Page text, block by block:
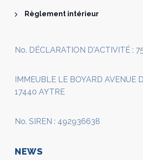
Règlement intérieur
No. DÉCLARATION D'ACTIVITÉ :
IMMEUBLE LE BOYARD AVENUE
17440 AYTRE
No. SIREN : 492936638
NEWS